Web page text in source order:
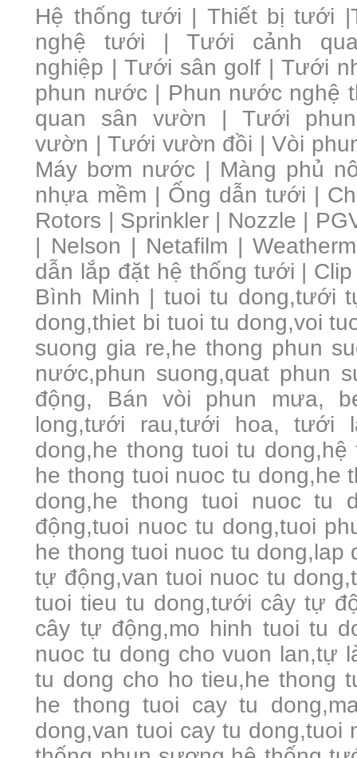
Hệ thống tưới | Thiết bị tưới |
nghệ tưới |Tưới cảnh
nghiệp |Tưới sân golf |Tưới
phun nước | Phun nước nghệ
quan sân vườn | Tưới phun
vườn |Tưới vườn đồi |Vòi
Máy bơm nước | Màng phủ
nhựa mềm | Ống dẫn tưới |
Rotors | Sprinkler | Nozzle |
| Nelson | Netafilm |
dẫn lắp đặt hệ thống tưới |
Bình Minh | tuoi tu dong,tưới
dong,thiet bi tuoi tu dong,voi
suong gia re,he thong phun
nước,phun suong,quat phun
động, Bán vòi phun mưa,
long,tưới rau,tưới hoa, tưới
dong,he thong tuoi tu
he thong tuoi nuoc tu dong,he
dong,he thong tuoi nuoc tu
động,tuoi nuoc tu dong,tuoi
he thong tuoi nuoc tu
tự động,van tuoi nuoc tu
tuoi tieu tu dong,tưới cây tự
cây tự động,mo hinh tuoi tu
nuoc tu dong cho vuon lan,tự
tu dong cho ho tieu,he thong
he thong tuoi cay tu
dong,van tuoi cay tu dong,tuoi